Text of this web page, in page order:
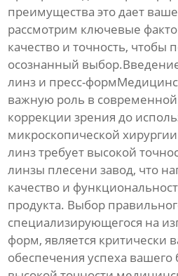
преимущества это дает
рассмотрим ключевые
качество и точность, чтобы
осознанный
линз и пресс-
важную роль в
коррекции зрения до
микроскопической
линз требует высокой
линзы плесени завод, что
качество и
продукта. Выбор
специализирующегося на
форм, является критически
обеспечения успеха вашего